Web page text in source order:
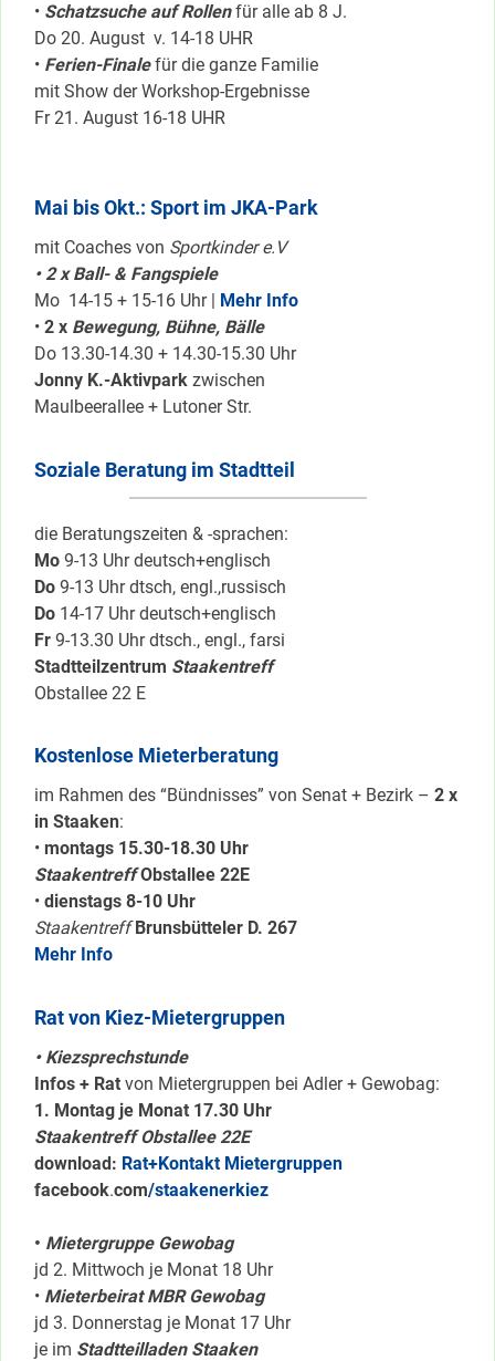
• Schatzsuche auf Rollenfür alle ab 8 J.
Do 20. August v. 14-18 UHR
• Ferien-Finalefür die ganze Familie
mit Show der Workshop-Ergebnisse
Fr 21. August 16-18 UHR
Mai bis Okt.: Sport im JKA-Park
mit Coaches von Sportkinder e.V
• 2 x Ball- & Fangspiele
Mo 14-15 + 15-16 Uhr | Mehr Info
• 2 x Bewegung, Bühne, Bälle
Do 13.30-14.30 + 14.30-15.30 Uhr
Jonny K.-Aktivpark zwischen
Maulbeerallee + Lutoner Str.
Soziale Beratung im Stadtteil
die Beratungszeiten & -sprachen:
Mo 9-13 Uhr deutsch+englisch
Do 9-13 Uhr dtsch, engl.,russisch
Do 14-17 Uhr deutsch+englisch
Fr 9-13.30 Uhr dtsch., engl., farsi
Stadtteilzentrum Staakentreff
Obstallee 22 E
Kostenlose Mieterberatung
im Rahmen des “Bündnisses” von Senat + Bezirk – 2 x
in Staaken:
• montags 15.30-18.30 Uhr
Staakentreff Obstallee 22E
• dienstags 8-10 Uhr
Staakentreff Brunsbütteler D. 267
Mehr Info
Rat von Kiez-Mietergruppen
• Kiezsprechstunde
Infos + Rat von Mietergruppen bei Adler + Gewobag:
1. Montag je Monat 17.30 Uhr
Staakentreff Obstallee 22E
download: Rat+Kontakt Mietergruppen
facebook.com/staakenerkiez
• Mietergruppe Gewobag
jd 2. Mittwoch je Monat 18 Uhr
• Mieterbeirat MBR Gewobag
jd 3. Donnerstag je Monat 17 Uhr
je im Stadtteilladen Staaken